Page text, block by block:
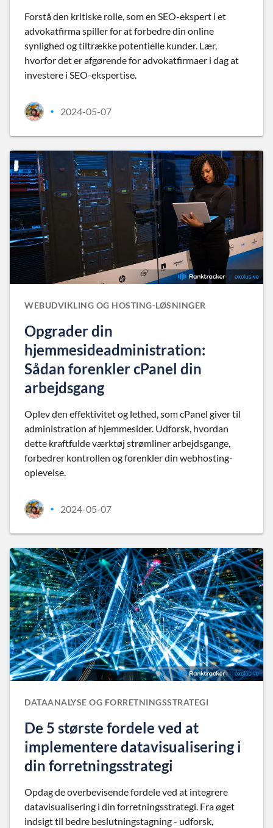
Forstå den kritiske rolle, som en SEO-ekspert i et
advokatfirma spiller for at forbedre din online
synlighed og tiltrække potentielle kunder. Lær,
hvorfor det er afgørende for advokatfirmaer i dag at
investere i SEO-ekspertise.
• 2024-05-07
WEBUDVIKLING OG HOSTING-LØSNINGER
Opgrader din
hjemmesideadministration:
Sådan forenkler cPanel din
arbejdsgang
Oplev den effektivitet og lethed, som cPanel giver til
administration af hjemmesider. Udforsk, hvordan
dette kraftfulde værktøj strømliner arbejdsgange,
forbedrer kontrollen og forenkler din webhosting-
oplevelse.
• 2024-05-07
DATAANALYSE OG FORRETNINGSSTRATEGI
De 5 største fordele ved at
implementere datavisualisering i
din forretningsstrategi
Opdag de overbevisende fordele ved at integrere
datavisualisering i din forretningsstrategi. Fra øget
indsigt til bedre beslutningstagning - udforsk,